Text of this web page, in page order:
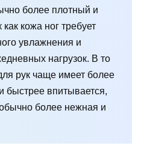
более плотный и
кожа ног требует
увлажнения и
нагрузок. В то
рук чаще имеет более
быстрее впитывается,
обычно более нежная и